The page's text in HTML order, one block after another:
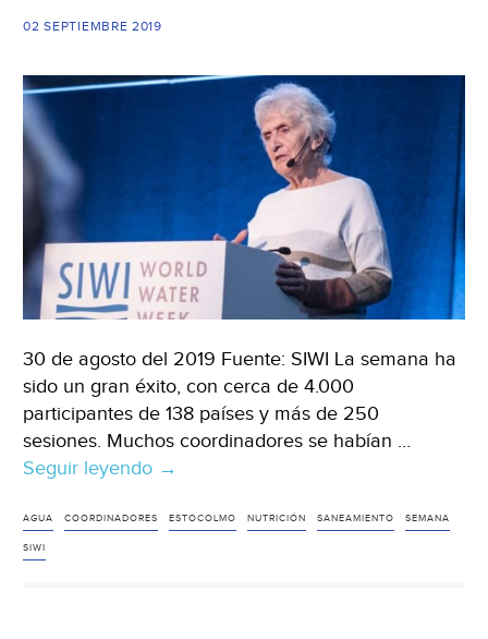
02 SEPTIEMBRE 2019
30 de agosto del 2019 Fuente: SIWI La semana ha
sido un gran éxito, con cerca de 4.000
participantes de 138 países y más de 250
sesiones. Muchos coordinadores se habían …
Seguir leyendo Estocolmo:
récord
→
AGUA COORDINADORES ESTOCOLMO NUTRICIÓN SANEAMIENTO SEMANA
SIWI